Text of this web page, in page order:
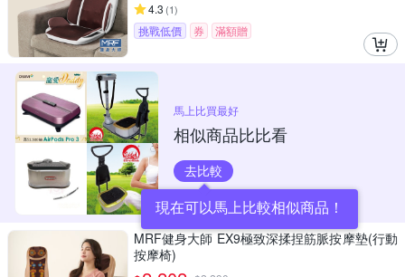
4.3 (1)
挑戰低價 券 滿額贈
馬上比買最好
相似商品比比看
去比較
現在可以馬上比較相似商品！
MRF健身大師 EX9極致深揉捏筋脈按摩墊(行動
按摩椅)